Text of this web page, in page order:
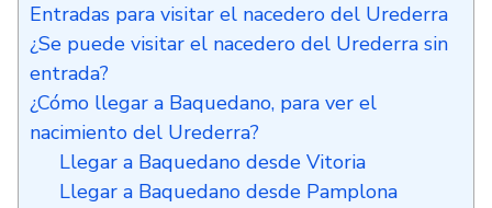
Entradas para visitar el nacedero del Urederra
¿Se puede visitar el nacedero del Urederra sin
entrada?
¿Cómo llegar a Baquedano, para ver el
nacimiento del Urederra?
Llegar a Baquedano desde Vitoria
Llegar a Baquedano desde Pamplona